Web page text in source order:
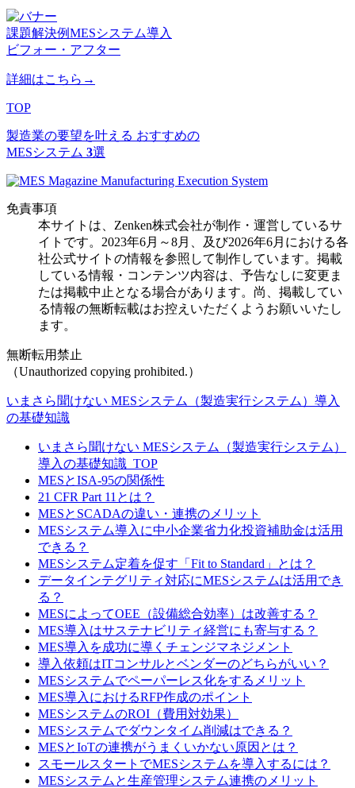
課題解決例MESシステム導入
ビフォー・アフター
詳細はこちら→
TOP
製造業の要望を叶える おすすめの
MESシステム 3選
免責事項
本サイトは、Zenken株式会社が制作・運営しているサ
イトです。2023年6月～8月、及び2026年6月における各
社公式サイトの情報を参照して制作しています。掲載
している情報・コンテンツ内容は、予告なしに変更ま
たは掲載中止となる場合があります。尚、掲載してい
る情報の無断転載はお控えいただくようお願いいたし
ます。
無断転用禁止
（Unauthorized copying prohibited.）
いまさら聞けない MESシステム（製造実行システム）導入
の基礎知識
いまさら聞けない MESシステム（製造実行システム）
導入の基礎知識_TOP
MESとISA-95の関係性
21 CFR Part 11とは？
MESとSCADAの違い・連携のメリット
MESシステム導入に中小企業省力化投資補助金は活用
できる？
MESシステム定着を促す「Fit to Standard」とは？
データインテグリティ対応にMESシステムは活用でき
る？
MESによってOEE（設備総合効率）は改善する？
MES導入はサステナビリティ経営にも寄与する？
MES導入を成功に導くチェンジマネジメント
導入依頼はITコンサルとベンダーのどちらがいい？
MESシステムでペーパーレス化をするメリット
MES導入におけるRFP作成のポイント
MESシステムのROI（費用対効果）
MESシステムでダウンタイム削減はできる？
MESとIoTの連携がうまくいかない原因とは？
スモールスタートでMESシステムを導入するには？
MESシステムと生産管理システム連携のメリット